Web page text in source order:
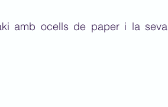
amb ocells de paper i la seva